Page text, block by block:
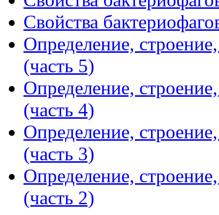
Свойства
Определение,
(часть 5)
Определение,
(часть 4)
Определение,
(часть 3)
Определение,
(часть 2)